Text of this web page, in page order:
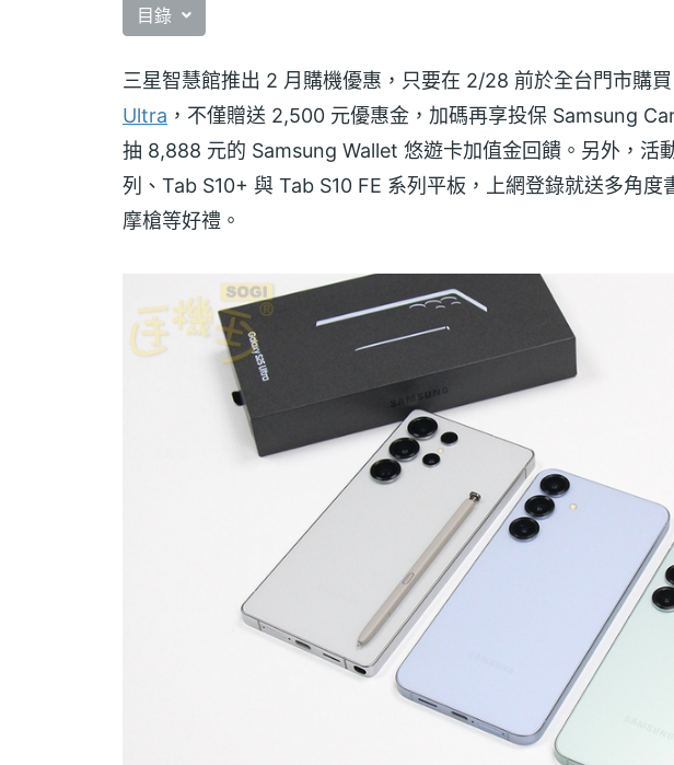
目錄
三星智慧館推出 2 月購機優惠，只要在 2/28 前於全台門市購買
Ultra ，不僅贈送 2,500 元優惠金，加碼再享投保 Samsung
抽 8,888 元的 Samsung Wallet 悠遊卡加值金回饋。另外，活
列、Tab S10+ 與 Tab S10 FE 系列平板，上網登錄就送多角
摩槍等好禮。